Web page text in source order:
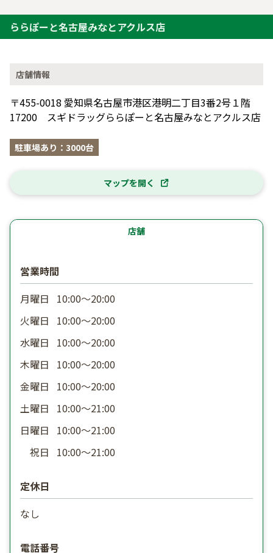
ららぽーと名古屋みなとアクルス店
店舗情報
〒455-0018 愛知県名古屋市港区港明二丁目3番2号１階
17200 スギドラッグららぽーと名古屋みなとアクルス店
駐車場あり：3000台
マップを開く
店舗
営業時間
月曜日
10:00〜20:00
火曜日
10:00〜20:00
水曜日
10:00〜20:00
木曜日
10:00〜20:00
金曜日
10:00〜20:00
土曜日
10:00〜21:00
日曜日
10:00〜21:00
祝日
10:00〜21:00
定休日
なし
電話番号